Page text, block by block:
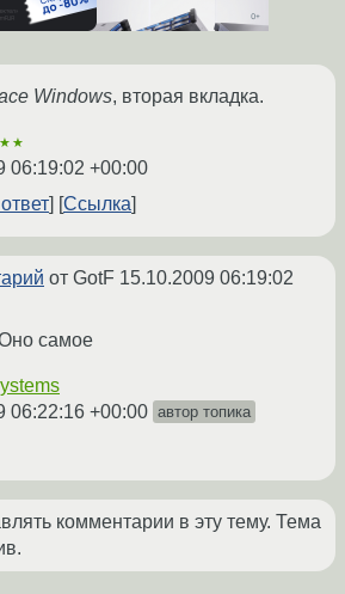
Windows, вторая вкладка.
06:19:02 +00:00
Ссылка
от GotF 15.10.2009 06:19:02
самое
06:22:16 +00:00 автор топика
комментарии в эту тему. Тема